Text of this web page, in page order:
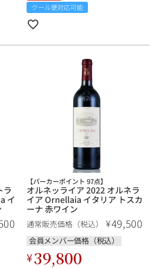
クール便対応可能
ラ
イ
【パーカーポイント 97点】
オルネッライア 2022 オルネラ
イア Ornellaia イタリア トスカ
ーナ 赤ワイン
通常販売価格（税込） ¥49,500
会員メンバー価格（税込）
¥39,800